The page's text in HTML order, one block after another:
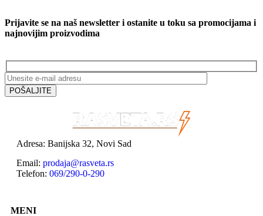
Prijavite se na naš newsletter i ostanite u toku sa promocijama i
najnovijim proizvodima
Adresa: Banijska 32, Novi Sad
Email: prodaja@rasveta.rs
Telefon: 069/290-0-290
MENI